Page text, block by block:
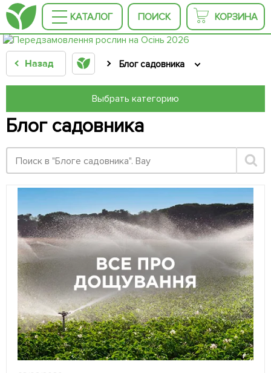
КАТАЛОГ ПОИСК КОРЗИНА
Назад Блог садовника
Выбрать категорию
Блог садовника